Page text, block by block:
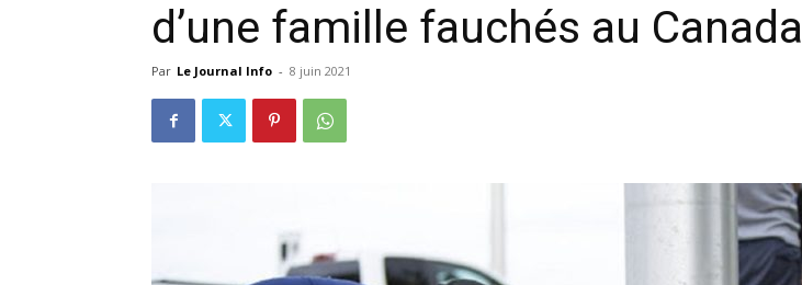
d’une famille fauchés au Canada
Par Le Journal Info - 8 juin 2021